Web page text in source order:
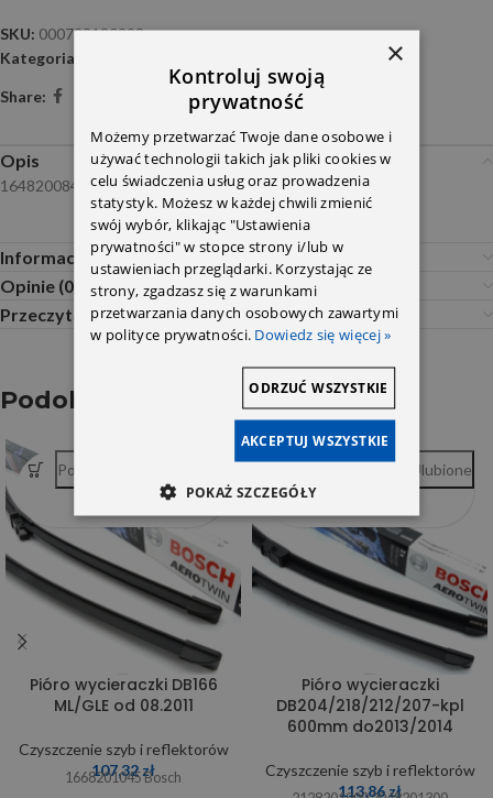
SKU: 000723180293
Kategoria:
Share:
Opis
1648200844 MM WRQ0293
Informacje dodatkowe
Opinie (0)
Przeczytaj Przed Zakupem
Podobne produkty
Pióro wycieraczki DB166
ML/GLE od 08.2011
Czyszczenie szyb i reflektorów
107,32zł
1668201045 Bosch
Porównywarka
Pióro wycieraczki
DB204/218/212/207-kpl
600mm do2013/2014
Czyszczenie szyb i reflektorów
113,86zł
Ulubione
×
Kontroluj swoją
prywatność
Możemy przetwarzać Twoje dane osobowe i
używać technologii takich jak pliki cookies w
celu świadczenia usług oraz prowadzenia
statystyk. Możesz w każdej chwili zmienić
swój wybór, klikając "Ustawienia
prywatności" w stopce strony i/lub w
ustawieniach przeglądarki. Korzystając ze
strony, zgadzasz się z warunkami
przetwarzania danych osobowych zawartymi
w polityce prywatności. Dowiedz się więcej »
AKCEPTUJ WSZYSTKIE
ODRZUĆ WSZYSTKIE
POKAŻ SZCZEGÓŁY